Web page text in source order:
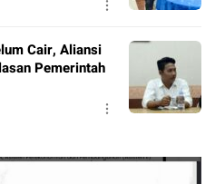
Cair, Aliansi
Pemerintah